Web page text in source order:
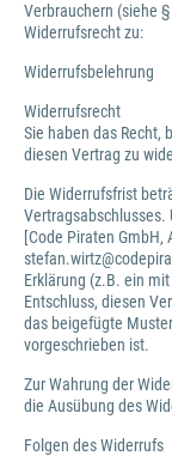
Verbrauchern (siehe
Widerrufsrecht zu:
Widerrufsbelehrung
Widerrufsrecht
Sie haben das Recht,
diesen Vertrag zu
Die Widerrufsfrist
Vertragsabschlusses.
[Code Piraten GmbH,
Erklärung (z.B. ein
Entschluss, diesen
das beigefügte
vorgeschrieben ist.
Zur Wahrung der
die Ausübung des
Folgen des Widerrufs